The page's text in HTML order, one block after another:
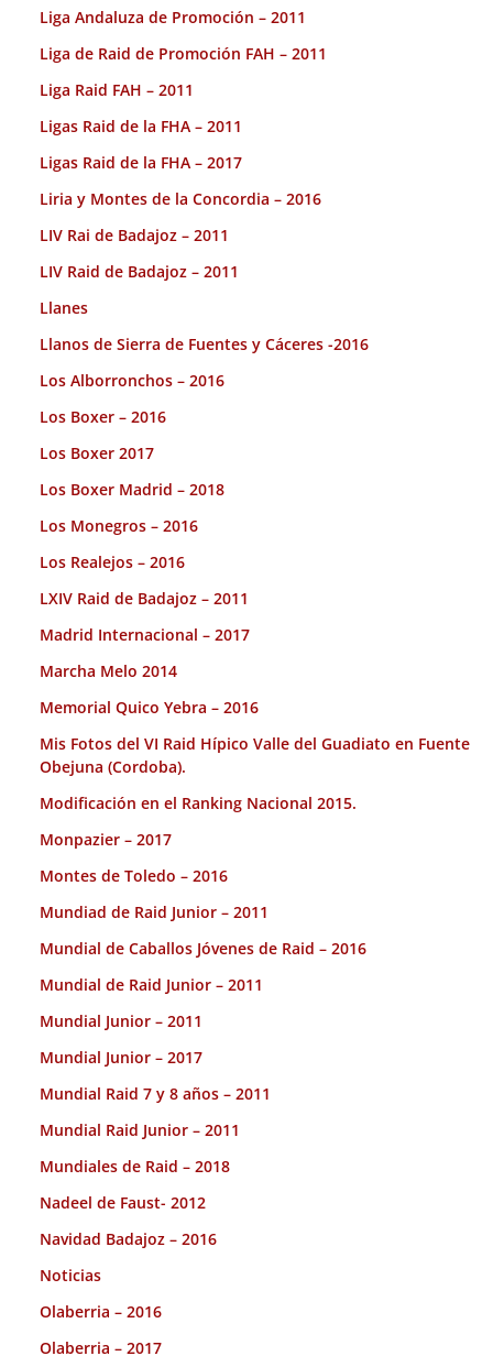
Liga Andaluza de Promoción – 2011
Liga de Raid de Promoción FAH – 2011
Liga Raid FAH – 2011
Ligas Raid de la FHA – 2011
Ligas Raid de la FHA – 2017
Liria y Montes de la Concordia – 2016
LIV Rai de Badajoz – 2011
LIV Raid de Badajoz – 2011
Llanes
Llanos de Sierra de Fuentes y Cáceres -2016
Los Alborronchos – 2016
Los Boxer – 2016
Los Boxer 2017
Los Boxer Madrid – 2018
Los Monegros – 2016
Los Realejos – 2016
LXIV Raid de Badajoz – 2011
Madrid Internacional – 2017
Marcha Melo 2014
Memorial Quico Yebra – 2016
Mis Fotos del VI Raid Hípico Valle del Guadiato en Fuente
Obejuna (Cordoba).
Modificación en el Ranking Nacional 2015.
Monpazier – 2017
Montes de Toledo – 2016
Mundiad de Raid Junior – 2011
Mundial de Caballos Jóvenes de Raid – 2016
Mundial de Raid Junior – 2011
Mundial Junior – 2011
Mundial Junior – 2017
Mundial Raid 7 y 8 años – 2011
Mundial Raid Junior – 2011
Mundiales de Raid – 2018
Nadeel de Faust- 2012
Navidad Badajoz – 2016
Noticias
Olaberria – 2016
Olaberria – 2017